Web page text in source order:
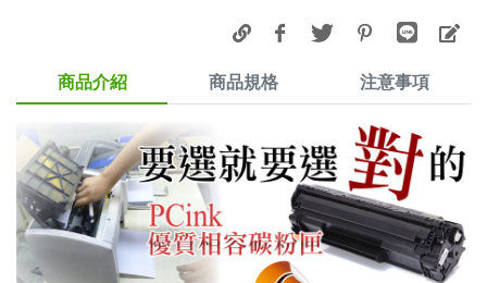
商品介紹 商品規格 注意事項